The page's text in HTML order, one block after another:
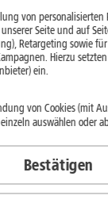
von personalisierten
Seite und auf
Retargeting sowie
Hierzu
ein.
von Cookies (mit
auswählen oder
Bestätigen